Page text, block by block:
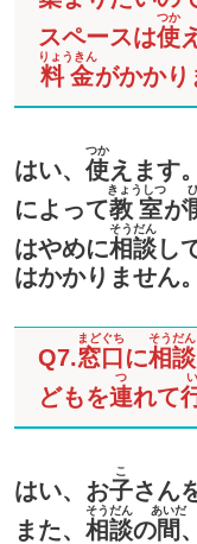
スペースは使
つか
料金
りょうきん
がかかり
はい、 使
つか
えます
によって教室
きょうしつ
が
はやめに相談
そうだん
し
はかかりません。
Q7.窓口
まどぐち
に相談
そうだん
どもを連
つ
れて
い
はい、お子
こ
さん
また、 相談
そうだん
の間
あいだ